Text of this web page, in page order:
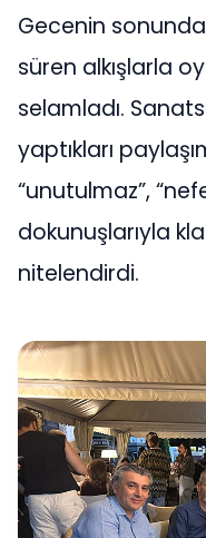
Gecenin
süren alkışlarla
selamladı.
yaptıkları
“unutulmaz”,
dokunuşlarıyla
nitelendirdi.